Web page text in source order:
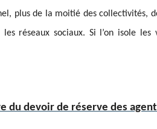
plus de la moitié des collectivités,
réseaux sociaux. Si l’on isole les
du devoir de réserve des